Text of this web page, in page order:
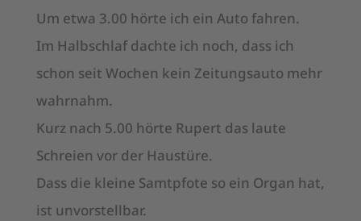
Um etwa 3.00 hörte ich ein Auto fahren.
Im Halbschlaf dachte ich noch, dass ich
schon seit Wochen kein Zeitungsauto mehr
wahrnahm.
Kurz nach 5.00 hörte Rupert das laute
Schreien vor der Haustüre.
Dass die kleine Samtpfote so ein Organ hat,
ist unvorstellbar.